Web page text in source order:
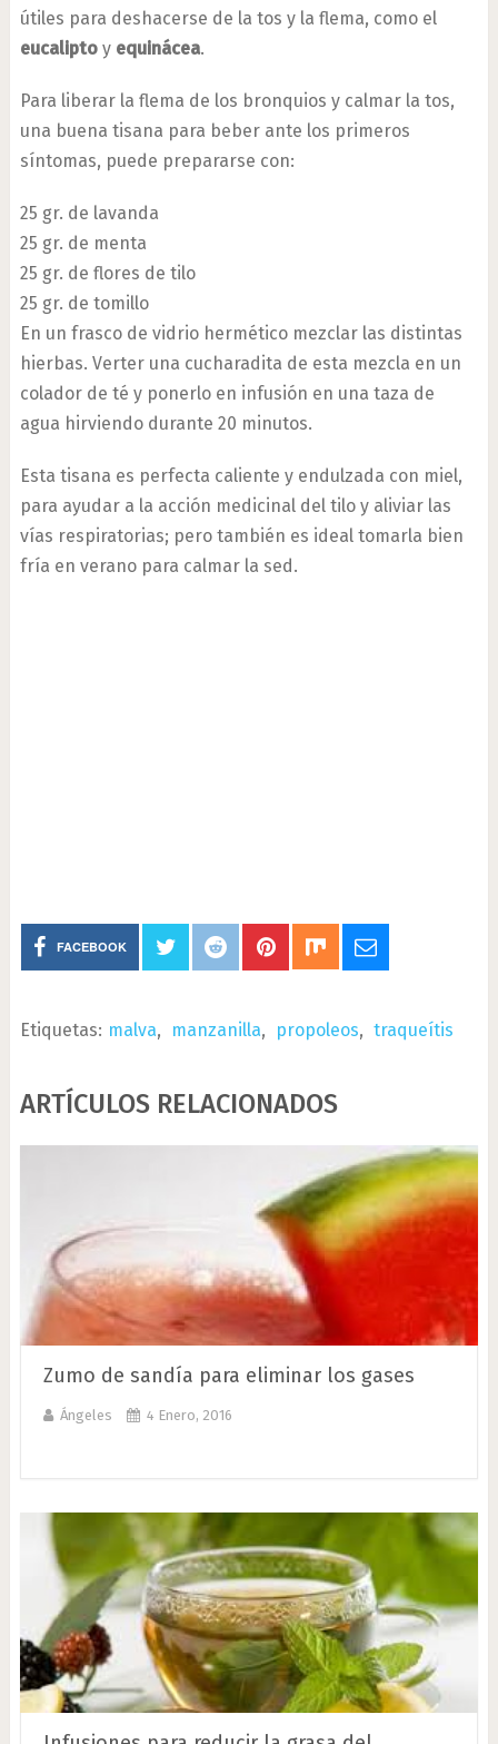
útiles para deshacerse de la tos y la flema, como el
eucaliptoy equinácea.
Para liberar la flema de los bronquios y calmar la tos,
una buena tisana para beber ante los primeros
síntomas, puede prepararse con:
25 gr. de lavanda
25 gr. de menta
25 gr. de flores de tilo
25 gr. de tomillo
En un frasco de vidrio hermético mezclar las distintas
hierbas. Verter una cucharadita de esta mezcla en un
colador de té y ponerlo en infusión en una taza de
agua hirviendo durante 20 minutos.
Esta tisana es perfecta caliente y endulzada con miel,
para ayudar a la acción medicinal del tilo y aliviar las
vías respiratorias; pero también es ideal tomarla bien
fría en verano para calmar la sed.
FACEBOOK
Etiquetas: malva, manzanilla, propoleos, traqueítis
ARTÍCULOS RELACIONADOS
Zumo de sandía para eliminar los gases
Ángeles 4 Enero, 2016